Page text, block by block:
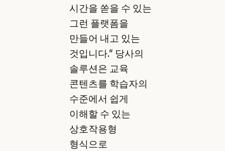
시간을 쏟을 수 있는
그런 플랫폼을
만들어 내고 있는
것입니다." 당사의
솔루션은 교육
콘텐츠를 학습자의
수준에서 쉽게
이해할 수 있는
상호작용형
형식으로